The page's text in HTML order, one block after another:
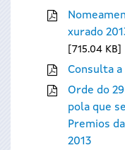
xurado
715.04 KB
Consulta
Orde do
pola que
Premios
2013